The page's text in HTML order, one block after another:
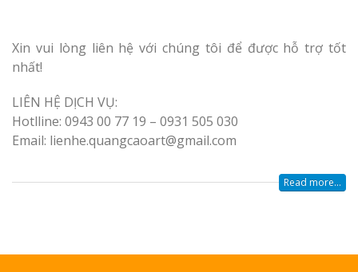
Xin vui lòng liên hệ với chúng tôi để được hỗ trợ tốt
nhất!
LIÊN HỆ DỊCH VỤ:
Hotlline: 0943 00 77 19 – 0931 505 030
Email: lienhe.quangcaoart@gmail.com
Read more...